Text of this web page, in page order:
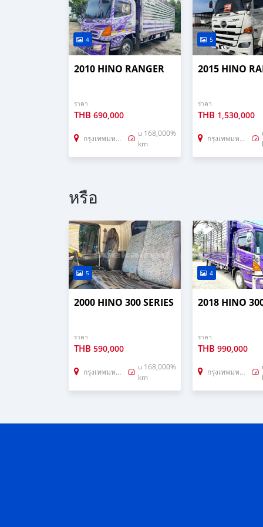
4
2010 HINO RANGER
ราคา
THB 690,000
กรุงเทพมหานคร
u 168,000%
km
5
2015 HINO
ราคา
THB 1,530,000
กรุงเทพมหานคร
หรือ
5
2000 HINO 300 SERIES
ราคา
THB 590,000
กรุงเทพมหานคร
u 168,000%
km
4
2018 HINO
ราคา
THB990,000
กรุงเทพมหานคร